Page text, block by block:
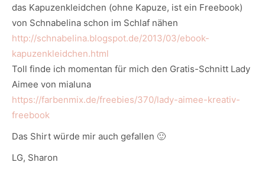
das Kapuzenkleidchen (ohne Kapuze, ist ein Freebook)
von Schnabelina schon im Schlaf nähen
http://schnabelina.blogspot.de/2013/03/ebook-
kapuzenkleidchen.html
Toll finde ich momentan für mich den Gratis-Schnitt Lady
Aimee von mialuna
https://farbenmix.de/freebies/370/lady-aimee-kreativ-
freebook
Das Shirt würde mir auch gefallen 🙂
LG, Sharon